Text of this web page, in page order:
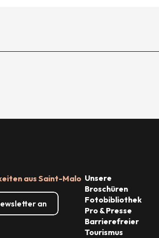
aus Saint-Malo
an
Unsere
Broschüren
Fotobibliothek
Pro & Presse
Barrierefreier
Tourismus